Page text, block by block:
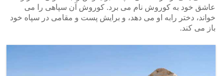
عاشق خود به کوروش نام می برد. کوروش آن سپاهی را می
خواند، دختر رابه او می دهد، و برایش پست و مقامی در سپاه خود
باز می کند.